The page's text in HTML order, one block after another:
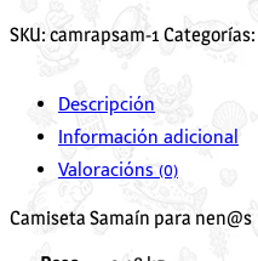
SKU: camrapsam-1 Categorías:
Descripción
Información adicional
Valoracións (0)
Camiseta Samaín para nen@s